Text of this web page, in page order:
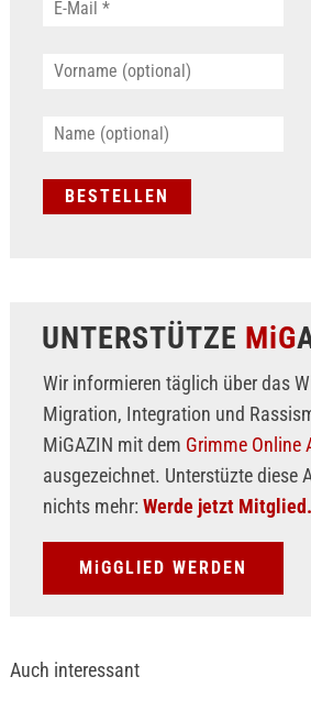
UNTERSTÜTZE MiG
Wir informieren täglich über das
Migration, Integration und
MiGAZIN mit dem Grimme Online
ausgezeichnet. Unterstüzte diese
nichts mehr: Werde jetzt Mitglied.
MiGGLIED WERDEN
Auch interessant